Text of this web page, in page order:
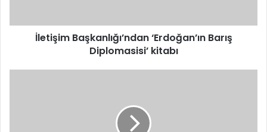
İletişim Başkanlığı’ndan ‘Erdoğan’ın Barış
Diplomasisi’ kitabı